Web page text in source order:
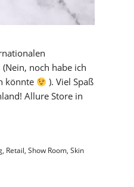
noch habe ich
könnte
). Viel Spaß
Allure Store in
, Retail, Show Room, Skin